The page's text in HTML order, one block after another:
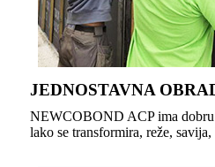
JEDNOSTAVNA
NEWCOBOND ACP ima
lako se transformira, reže,